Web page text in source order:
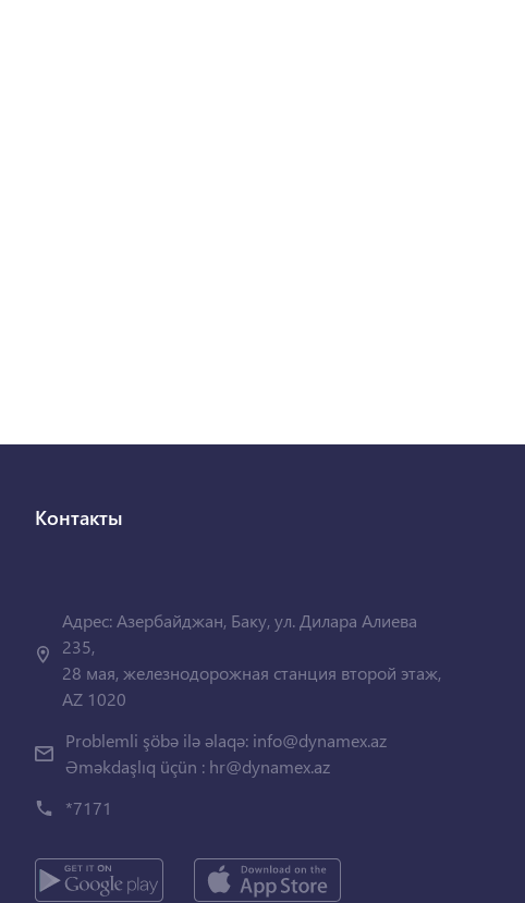
Контакты
Адрес: Азербайджан, Баку, ул. Дилара Алиева
235,
28 мая, железнодорожная станция второй этаж,
AZ 1020
Problemli şöbə ilə əlaqə: info@dynamex.az
Əməkdaşlıq üçün : hr@dynamex.az
*7171